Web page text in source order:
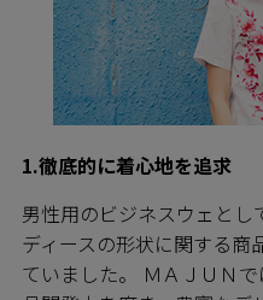
1.徹底的に着心地を追求
男性用のビジネスウェとし
ディースの形状に関する商
ていました。 ＭＡＪＵＮ